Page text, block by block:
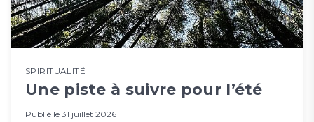
SPIRITUALITÉ
Une piste à suivre pour l’été
Publié le 31 juillet 2026